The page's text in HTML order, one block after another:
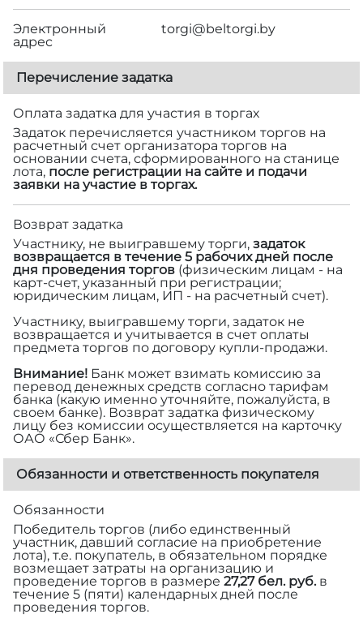
Электронный
адрес
torgi@beltorgi.by
Перечисление задатка
Оплата задатка для участия в торгах
Задаток перечисляется участником торгов на
расчетный счет организатора торгов на
основании счета, сформированного на станице
лота, после регистрации на сайте и подачи
заявки на участие в торгах.
Возврат задатка
Участнику, не выигравшему торги, задаток
возвращается в течение 5 рабочих дней после
дня проведения торгов (физическим лицам - на
карт-счет, указанный при регистрации;
юридическим лицам, ИП - на расчетный счет).
Участнику, выигравшему торги, задаток не
возвращается и учитывается в счет оплаты
предмета торгов по договору купли-продажи.
Внимание! Банк может взимать комиссию за
перевод денежных средств согласно тарифам
банка (какую именно уточняйте, пожалуйста, в
своем банке). Возврат задатка физическому
лицу без комиссии осуществляется на карточку
ОАО «Сбер Банк».
Обязанности и ответственность покупателя
Обязанности
Победитель торгов (либо единственный
участник, давший согласие на приобретение
лота), т.е. покупатель, в обязательном порядке
возмещает затраты на организацию и
проведение торгов в размере 27,27 бел. руб.в
течение 5 (пяти) календарных дней после
проведения торгов.